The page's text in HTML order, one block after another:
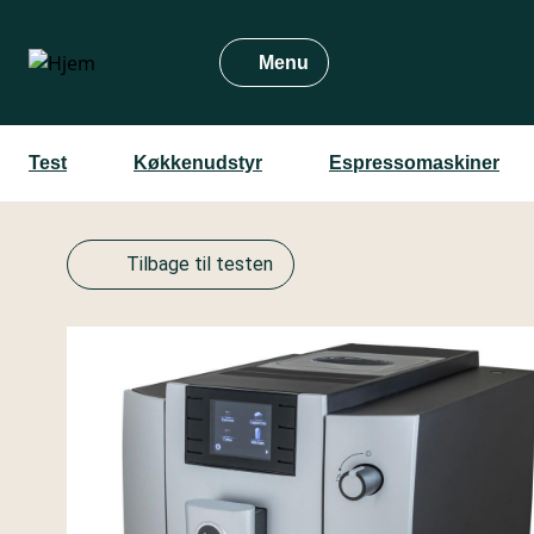
hovedindhold
Menu
Test Køkkenudstyr Espressomaskiner
Tilbage til testen